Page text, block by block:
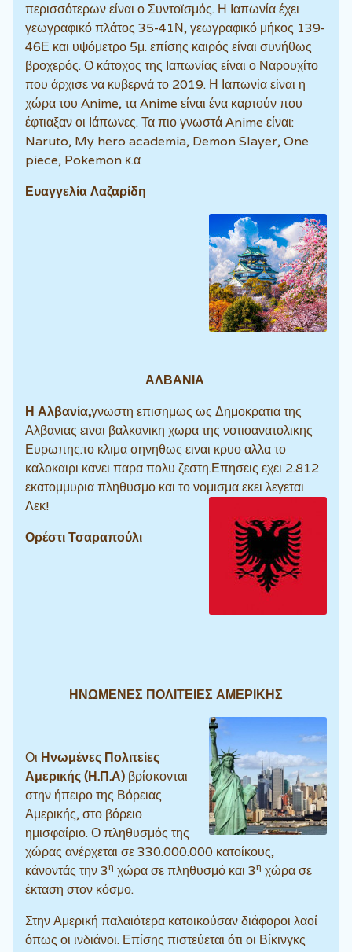
περισσότερων είναι ο Συντοϊσμός. Η Ιαπωνία έχει
γεωγραφικό πλάτος 35-41Ν, γεωγραφικό μήκος 139-
46Ε και υψόμετρο 5μ. επίσης καιρός είναι συνήθως
βροχερός. Ο κάτοχος της Ιαπωνίας είναι ο Ναρουχίτο
που άρχισε να κυβερνά το 2019. Η Ιαπωνία είναι η
χώρα του Anime, τα Anime είναι ένα καρτούν που
έφτιαξαν οι Ιάπωνες. Τα πιο γνωστά Anime είναι:
Naruto, My hero academia, Demon Slayer, One
piece, Pokemon κ.α
Ευαγγελία Λαζαρίδη
ΑΛΒΑΝΙΑ
Η Αλβανία,γνωστη επισημως ως Δημοκρατια της
Αλβανιας ειναι βαλκανικη χωρα της νοτιοανατολικης
Ευρωπης.το κλιμα σηνηθως ειναι κρυο αλλα το
καλοκαιρι κανει παρα πολυ ζεστη.Επησεις εχει 2.812
εκατομμυρια πληθυσμο και το νομισμα εκει λεγεται
Λεκ!
Ορέστι Τσαραπούλι
ΗΝΩΜΕΝΕΣ ΠΟΛΙΤΕΙΕΣ ΑΜΕΡΙΚΗΣ
Οι Ηνωμένες Πολιτείες
Αμερικής (Η.Π.Α) βρίσκονται
στην ήπειρο της Βόρειας
Αμερικής, στο βόρειο
ημισφαίριο. Ο πληθυσμός της
χώρας ανέρχεται σε 330.000.000 κατοίκους,
κάνοντάς την 3η χώρα σε πληθυσμό και 3η χώρα σε
έκταση στον κόσμο.
Στην Αμερική παλαιότερα κατοικούσαν διάφοροι λαοί
όπως οι ινδιάνοι. Επίσης πιστεύεται ότι οι Βίκινγκς